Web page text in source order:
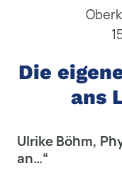
Die
ans
Ulrike Böhm,
an…“